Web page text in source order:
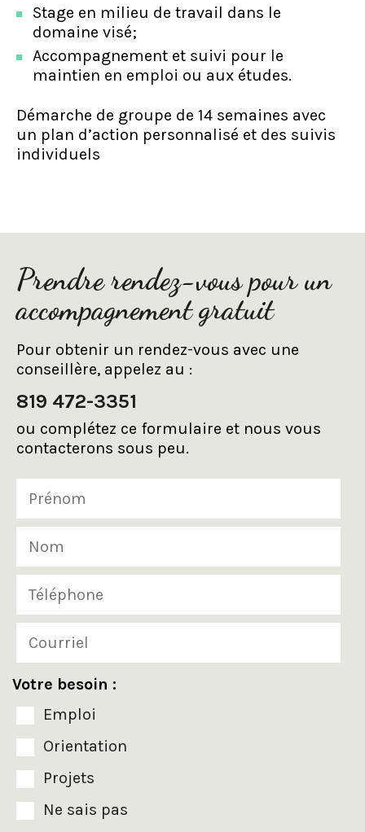
Stage en milieu de travail dans le
domaine visé;
Accompagnement et suivi pour le
maintien en emploi ou aux études.
Démarche de groupe de 14 semaines avec
un plan d’action personnalisé et des suivis
individuels
Prendre rendez-vous pour un
accompagnement gratuit
Pour obtenir un rendez-vous avec une
conseillère, appelez au :
819 472-3351
ou complétez ce formulaire et nous vous
contacterons sous peu.
Votre besoin :
Emploi
Orientation
Projets
Ne sais pas